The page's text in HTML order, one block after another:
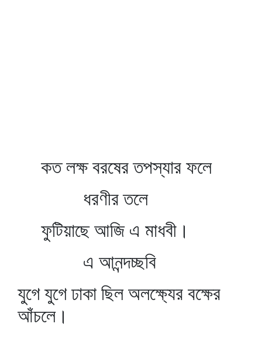
কত লক্ষ বরষের তপস্যার ফলে
ধরণীর তলে
ফুটিয়াছে আজি এ মাধবী।
এ আনন্দচ্ছবি
যুগে যুগে ঢাকা ছিল অলক্ষ্যের বক্ষের
আঁচলে।